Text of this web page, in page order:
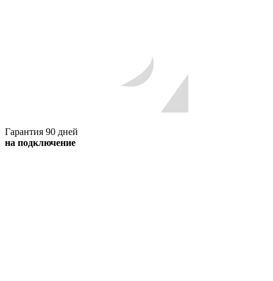
Гарантия 90 дней
на подключение